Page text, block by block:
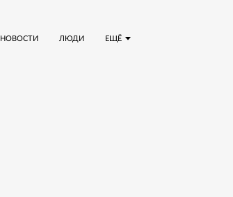
ЕЩЁ
НОВОСТИ ЛЮДИ